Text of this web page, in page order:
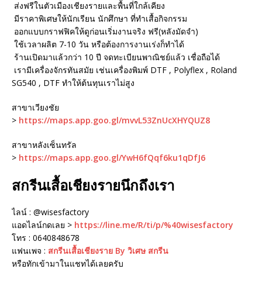
ส่งฟรีในตัวเมืองเชียงรายและพื้นที่ใกล้เคียง
มีราคาพิเศษให้นักเรียน นักศึกษา ที่ทำเสื้อกิจกรรม
ออกแบบกราฟฟิคให้ดูก่อนเริ่มงานจริง ฟรี(หลังมัดจำ)
ใช้เวลาผลิต 7-10 วัน หรือต้องการงานเร่งก็ทำได้
ร้านเปิดมาแล้วกว่า 10 ปี จดทะเบียนพาณิชย์แล้ว เชื่อถือได้
เรามีเครื่องจักรทันสมัย เช่นเครื่องพิมพ์ DTF , Polyflex , Roland
SG540 , DTF ทำให้ต้นทุนเราไม่สูง
สาขาเวียงชัย
> https://maps.app.goo.gl/mvvL53ZnUcXHYQUZ8
สาขาหลังเซ็นทรัล
> https://maps.app.goo.gl/YwH6fQqf6ku1qDfJ6
สกรีนเสื้อเชียงรายนึกถึงเรา
ไลน์ : @wisesfactory
แอดไลน์กดเลย > https://line.me/R/ti/p/%40wisesfactory
โทร : 0640848678
แฟนเพจ : สกรีนเสื้อเชียงราย By วิเศษ สกรีน
หรือทักเข้ามาในแชทได้เลยครับ